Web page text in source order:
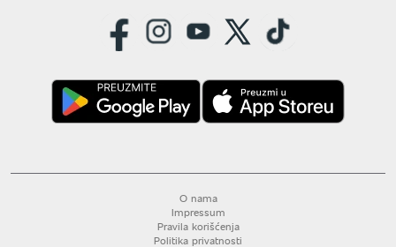
O nama
Impressum
Pravila korišćenja
Politika privatnosti